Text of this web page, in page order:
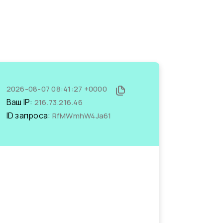
2026-08-07 08:41:27 +0000
Ваш IP: 216.73.216.46
ID запроса: RfMWmhW4Ja61